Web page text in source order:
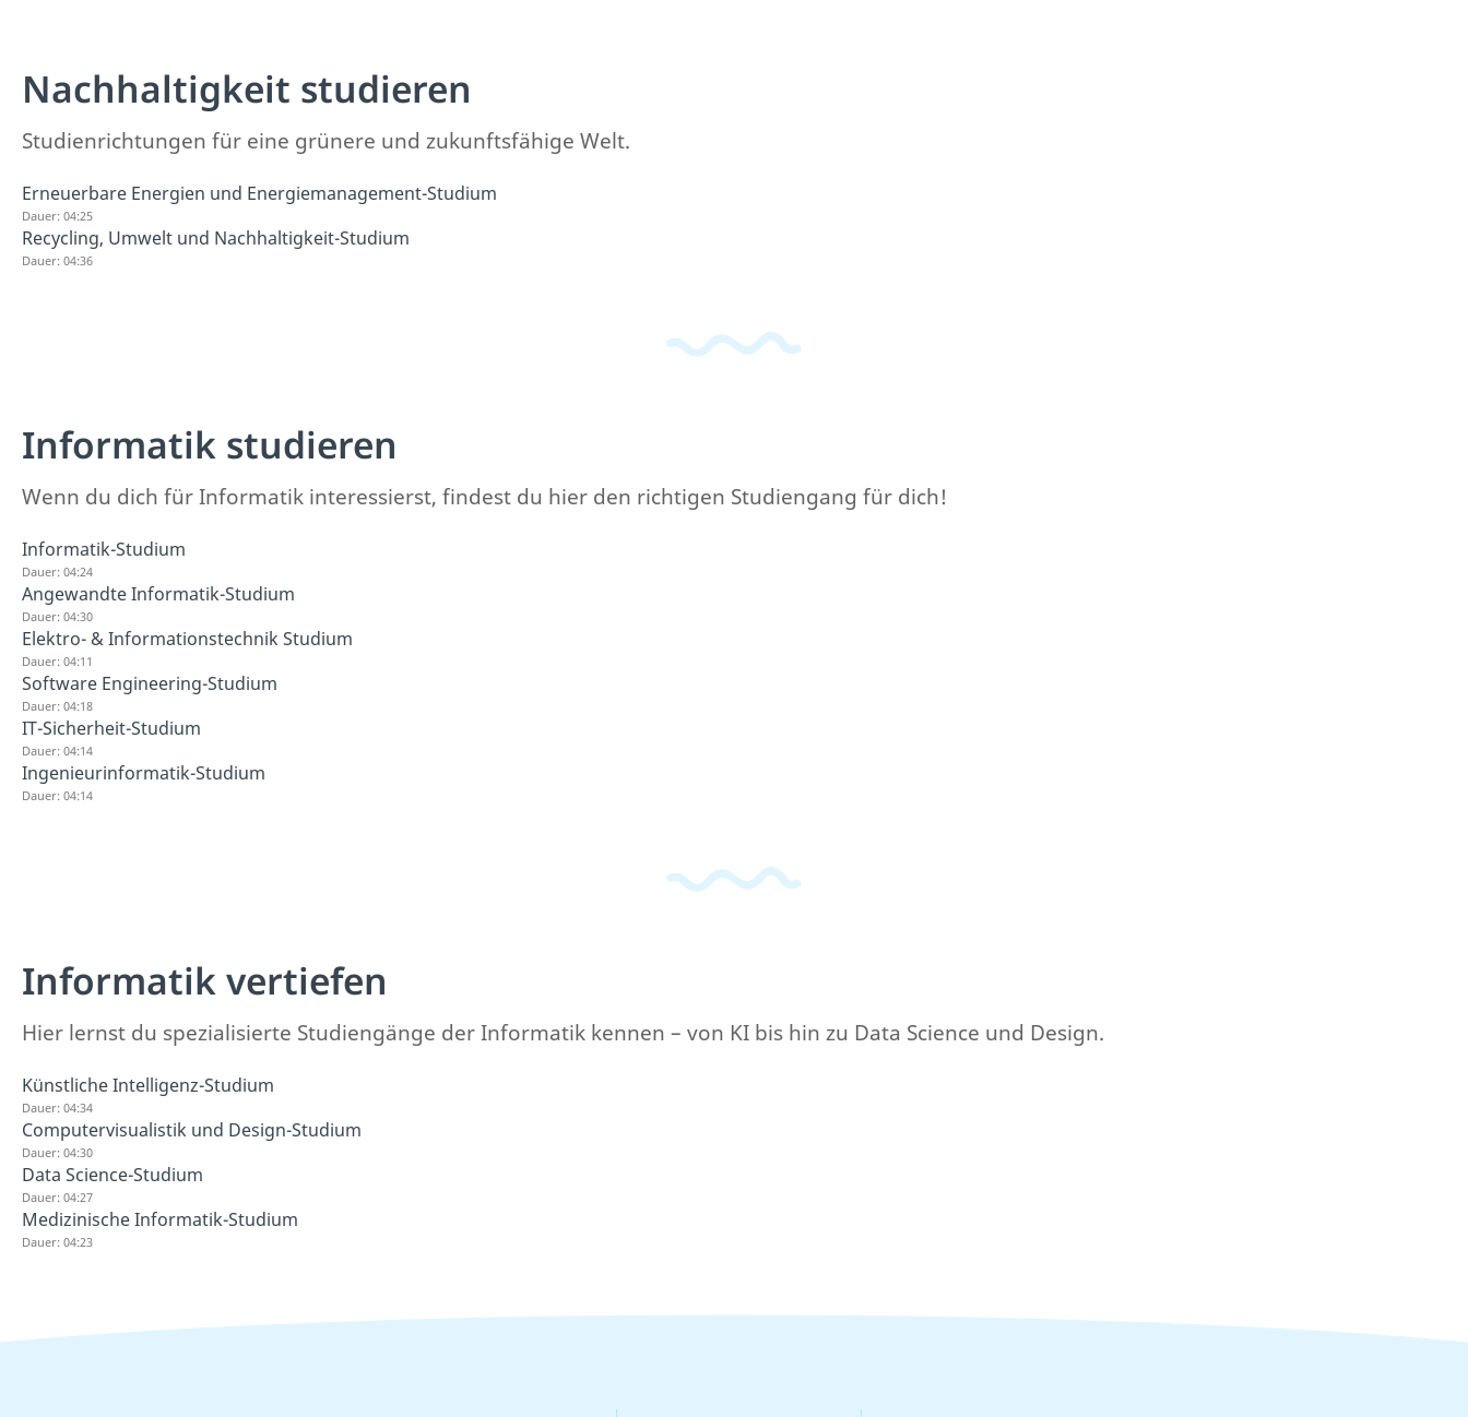
Nachhaltigkeit studieren
Studienrichtungen für eine grünere und zukunftsfähige Welt.
Erneuerbare Energien und Energiemanagement-Studium
Dauer: 04:25
Recycling, Umwelt und Nachhaltigkeit-Studium
Dauer: 04:36
Informatik studieren
Wenn du dich für Informatik interessierst, findest du hier den richtigen Studiengang für dich!
Informatik-Studium
Dauer: 04:24
Angewandte Informatik-Studium
Dauer: 04:30
Elektro- & Informationstechnik Studium
Dauer: 04:11
Software Engineering-Studium
Dauer: 04:18
IT-Sicherheit-Studium
Dauer: 04:14
Ingenieurinformatik-Studium
Dauer: 04:14
Informatik vertiefen
Hier lernst du spezialisierte Studiengänge der Informatik kennen – von KI bis hin zu Data Science und Design.
Künstliche Intelligenz-Studium
Dauer: 04:34
Computervisualistik und Design-Studium
Dauer: 04:30
Data Science-Studium
Dauer: 04:27
Medizinische Informatik-Studium
Dauer: 04:23